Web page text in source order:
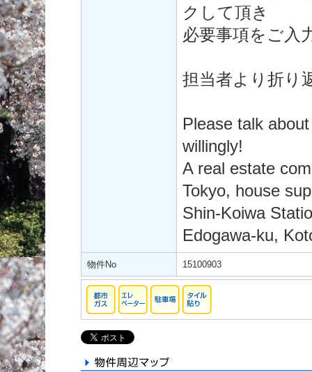
クして頂き
必要事項をご入
担当者より折り
Please talk
willingly!
A real estate
Tokyo, house
Shin-Koiwa
Edogawa-ku,
物件No 15100903